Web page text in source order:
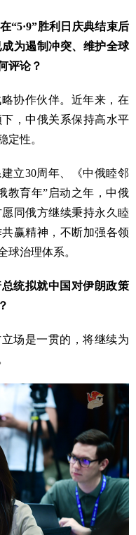
“5·9”胜利日庆典结束后
为遏制冲突、维护全球
评论？
协作伙伴。近年来，在
，中俄关系保持高水平
定性。
立30周年、《中俄睦邻
教育年”启动之年，中俄
同俄方继续秉持永久睦
赢精神，不断加强各领
球治理体系。
统拟就中国对伊朗政策
场是一贯的，将继续为